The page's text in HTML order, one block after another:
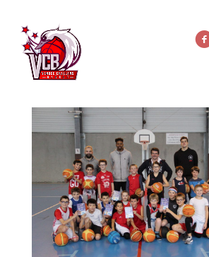
EN ATTENDANT